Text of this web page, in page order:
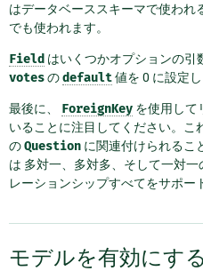
はデータベーススキーマで使われ
でも使われます。
Field はいくつかオプションの引
votesのdefault値を 0 に設定し
最後に、 ForeignKey を使用して
いることに注目してください。こ
のQuestion に関連付けられるこ
は 多対一、多対多、そして一対
レーションシップすべてをサポー
モデルを有効にする